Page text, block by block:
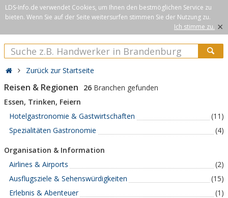
LDS-Info.de verwendet Cookies, um Ihnen den bestmöglichen Service zu
bieten. Wenn Sie auf der Seite weitersurfen stimmen Sie der Nutzung zu.
Ich stimme zu. ×
Zurück zur Startseite
Reisen & Regionen 26 Branchen gefunden
Essen, Trinken, Feiern
Hotelgastronomie & Gastwirtschaften
(11)
Spezialitäten Gastronomie
(4)
Organisation & Information
Airlines & Airports
(2)
Ausflugsziele & Sehenswürdigkeiten
(15)
Erlebnis & Abenteuer
(1)